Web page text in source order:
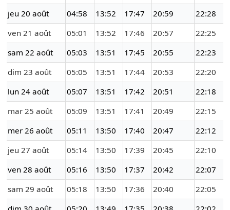
jeu 20 août
04:58 13:52 17:47 20:59
22:28
ven 21 août
05:01 13:52 17:46 20:57
22:25
sam 22 août
05:03 13:51 17:45 20:55
22:23
dim 23 août
05:05 13:51 17:44 20:53
22:20
lun 24 août
05:07 13:51 17:42 20:51
22:18
mar 25 août
05:09 13:51 17:41 20:49
22:15
mer 26 août
05:11 13:50 17:40 20:47
22:12
jeu 27 août
05:14 13:50 17:39 20:45
22:10
ven 28 août
05:16 13:50 17:37 20:42
22:07
sam 29 août
05:18 13:50 17:36 20:40
22:05